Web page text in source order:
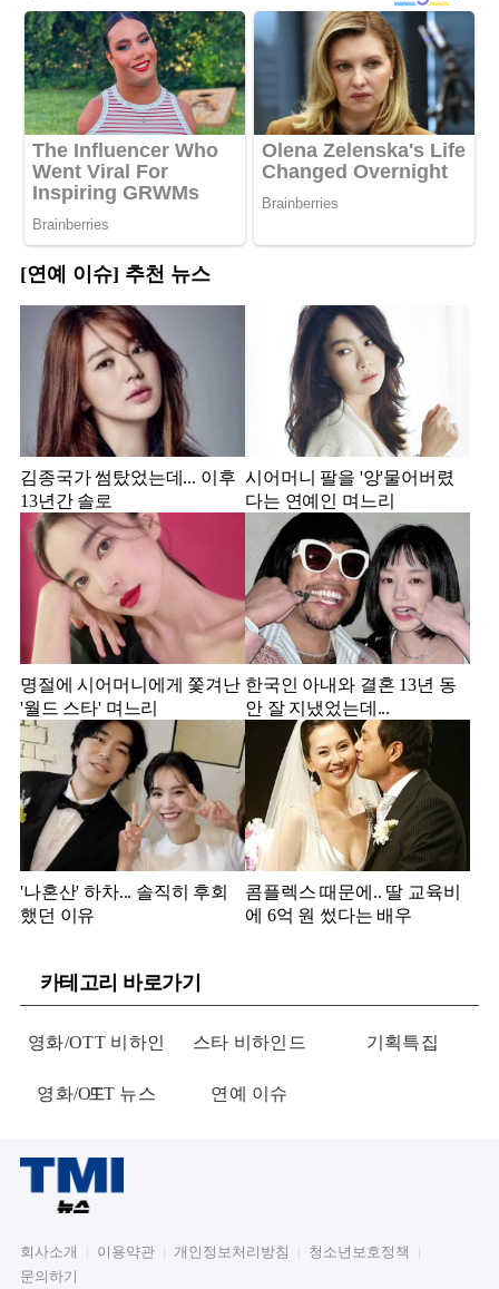
[연예 이슈] 추천 뉴스
김종국가 썸탔었는데... 이후
13년간 솔로
시어머니 팔을 '앙'물어버렸
다는 연예인 며느리
명절에 시어머니에게 쫓겨난
'월드 스타' 며느리
한국인 아내와 결혼 13년 동
안 잘 지냈었는데...
'나혼산' 하차... 솔직히 후회
했던 이유
콤플렉스 때문에.. 딸 교육비
에 6억 원 썼다는 배우
카테고리 바로가기
영화/OTT 비하인
드
스타 비하인드 기획특집
영화/OTT 뉴스 연예 이슈
회사소개 이용약관 개인정보처리방침
청소년보호정책
문의하기